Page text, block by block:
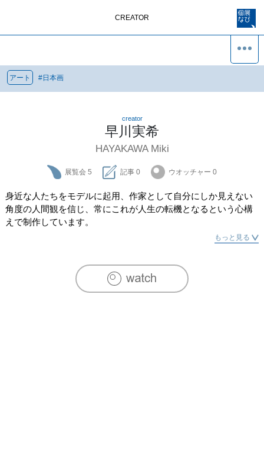
CREATOR
アート #日本画
creator
早川実希
HAYAKAWA Miki
展覧会 5 記事 0 ウオッチャー 0
身近な人たちをモデルに起用、作家として自分にしか見えない
角度の人間観を信じ、常にこれが人生の転機となるという心構
えで制作しています。
もっと見る